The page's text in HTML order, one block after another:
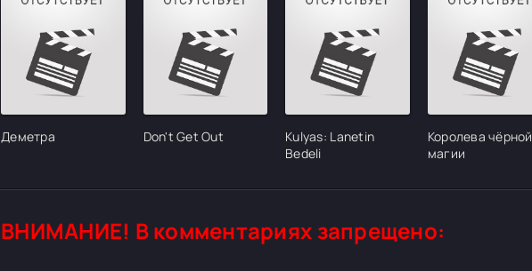
Деметра Don't Get Out
Kulyas: Lanetin
Bedeli
Королева чёрной
магии
ВНИМАНИЕ! В комментариях запрещено: